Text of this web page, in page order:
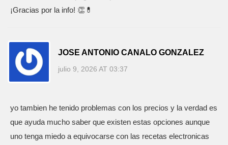
¡Gracias por la info! 👏💊
JOSE ANTONIO CANALO GONZALEZ
julio 9, 2026 AT 03:37
yo tambien he tenido problemas con los precios y la verdad es
que ayuda mucho saber que existen estas opciones aunque
uno tenga miedo a equivocarse con las recetas electronicas